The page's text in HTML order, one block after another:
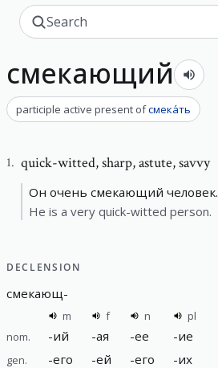
смекающий
participle active present ofсмека́ть
1. quick-witted,sharp, astute, savvy
Он очень смекающий человек.
He is a very quick-witted person.
DECLENSION
смекающ-
m f n
pl
nom.
-ий -ая -ее -ие
gen. -его -ей -его -их